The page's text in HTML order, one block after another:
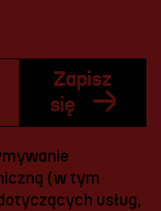
Zapisz
się
(w tym
usług,